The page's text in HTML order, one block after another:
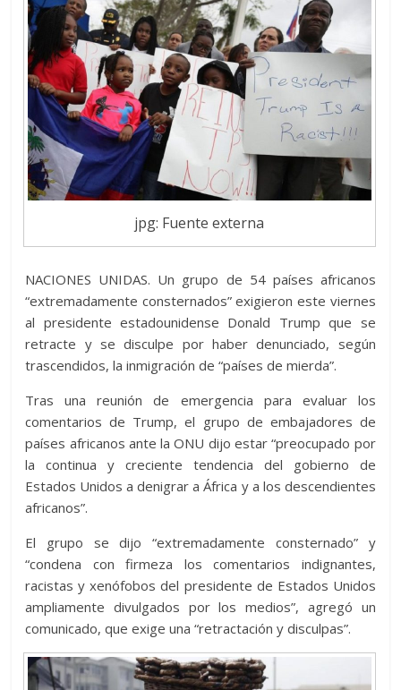
jpg: Fuente externa
NACIONES UNIDAS. Un grupo de 54 países africanos
“extremadamente consternados” exigieron este viernes
al presidente estadounidense Donald Trump que se
retracte y se disculpe por haber denunciado, según
trascendidos, la inmigración de “países de mierda”.
Tras una reunión de emergencia para evaluar los
comentarios de Trump, el grupo de embajadores de
países africanos ante la ONU dijo estar “preocupado por
la continua y creciente tendencia del gobierno de
Estados Unidos a denigrar a África y a los descendientes
africanos”.
El grupo se dijo “extremadamente consternado” y
“condena con firmeza los comentarios indignantes,
racistas y xenófobos del presidente de Estados Unidos
ampliamente divulgados por los medios”, agregó un
comunicado, que exige una “retractación y disculpas”.